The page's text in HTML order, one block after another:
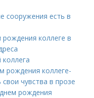
сооружения есть в
коллеге в
рождения коллеге-
чувства в прозе
рождения